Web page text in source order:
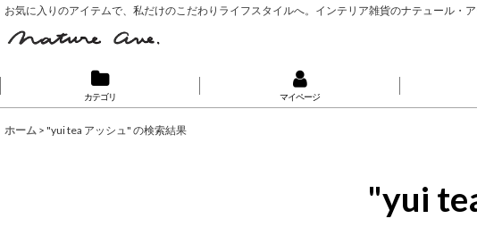
お気に入りのアイテムで、私だけのこだわりライフスタイルへ。インテリア雑貨のナテュール・
カテゴリ マイページ
ホーム > "yui tea アッシュ" の検索結果
"yui